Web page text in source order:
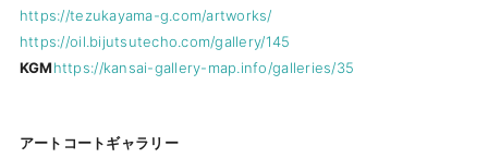
https://tezukayama-g.com/artworks/
https://oil.bijutsutecho.com/gallery/145
KGMhttps://kansai-gallery-map.info/galleries/35
アートコートギャラリー